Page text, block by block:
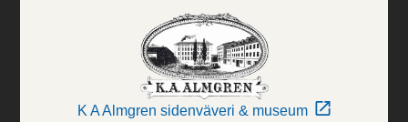
K A Almgren sidenväveri & museum